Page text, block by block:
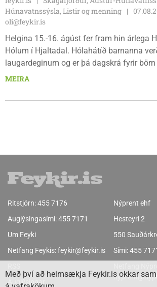
Húnavatnssýsla, Listir og menning
oli@feykir.is
Helgina 15.-16. ágúst fer fram hin árlega
Hólum í Hjaltadal. Hólahátíð barnanna
laugardeginum og er þá dagskrá fyrir börn
fjölskyldur.Lydía Einarsdóttir svæðisstjóri
MEIRA
Ritstjórn:455 7176
Auglýsingasími:455 7171
Um Feyki
Netfang Feykis:feykir@feykir.is
Auglýsingar
Nýprent ehf
Hesteyri 2
550
Sími:455
Með því að heimsækja Feykir.is okkar